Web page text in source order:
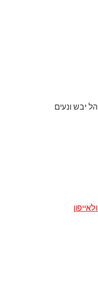
ולאייפון